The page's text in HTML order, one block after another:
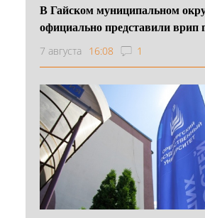
В Гайском муниципальном
официально представили врип
7 августа 16:08 1